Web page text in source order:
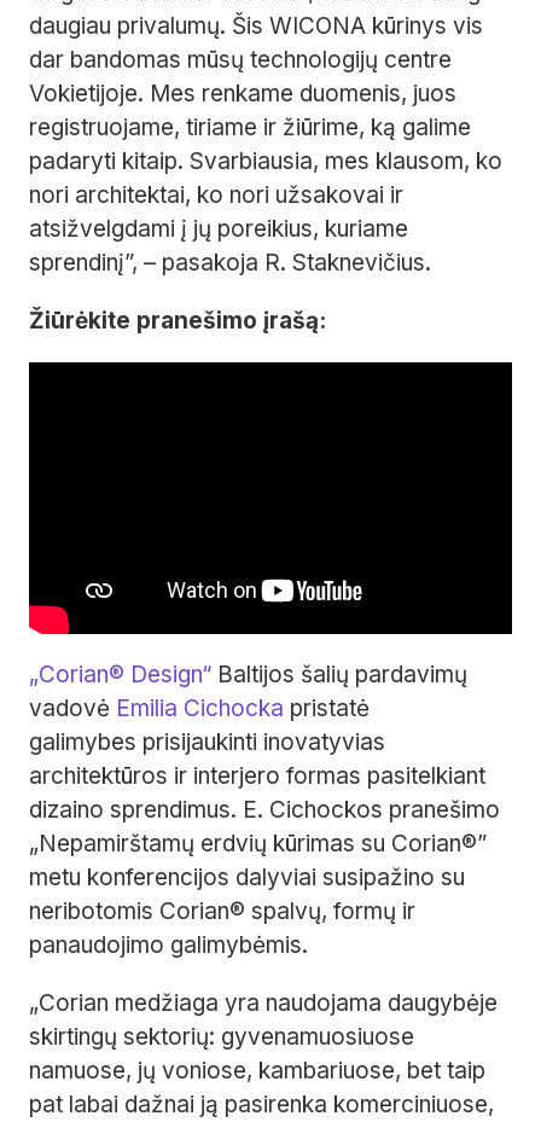
daugiau privalumų. Šis WICONA kūrinys vis
dar bandomas mūsų technologijų centre
Vokietijoje. Mes renkame duomenis, juos
registruojame, tiriame ir žiūrime, ką galime
padaryti kitaip. Svarbiausia, mes klausom, ko
nori architektai, ko nori užsakovai ir
atsižvelgdami į jų poreikius, kuriame
sprendinį”, – pasakoja R. Staknevičius.
Žiūrėkite pranešimo įrašą:
„Corian® Design“ Baltijos šalių pardavimų
vadovė Emilia Cichocka pristatė
galimybes prisijaukinti inovatyvias
architektūros ir interjero formas pasitelkiant
dizaino sprendimus. E. Cichockos pranešimo
„Nepamirštamų erdvių kūrimas su Corian®”
metu konferencijos dalyviai susipažino su
neribotomis Corian® spalvų, formų ir
panaudojimo galimybėmis.
„Corian medžiaga yra naudojama daugybėje
skirtingų sektorių: gyvenamuosiuose
namuose, jų voniose, kambariuose, bet taip
pat labai dažnai ją pasirenka komerciniuose,